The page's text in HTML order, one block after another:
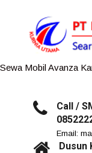
Sewa Mobil Avanza
Call /
Email:
Dusun